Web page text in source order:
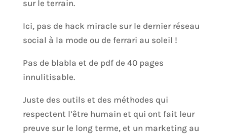
sur le terrain.
Ici, pas de hack miracle sur le dernier réseau
social à la mode ou de ferrari au soleil !
Pas de blabla et de pdf de 40 pages
innulitisable.
Juste des outils et des méthodes qui
respectent l’être humain et qui ont fait leur
preuve sur le long terme, et un marketing au